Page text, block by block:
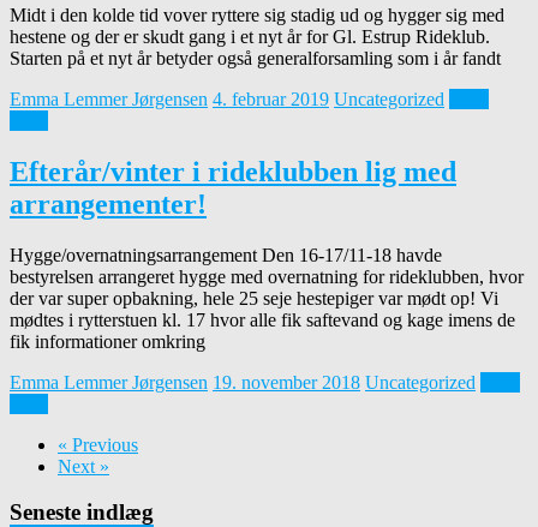
Midt i den kolde tid vover ryttere sig stadig ud og hygger sig med
hestene og der er skudt gang i et nyt år for Gl. Estrup Rideklub.
Starten på et nyt år betyder også generalforsamling som i år fandt
Emma Lemmer Jørgensen 4. februar 2019 Uncategorized
Efterår/vinter i rideklubben lig med
arrangementer!
Hygge/overnatningsarrangement Den 16-17/11-18 havde
bestyrelsen arrangeret hygge med overnatning for rideklubben, hvor
der var super opbakning, hele 25 seje hestepiger var mødt op! Vi
mødtes i rytterstuen kl. 17 hvor alle fik saftevand og kage imens de
fik informationer omkring
Emma Lemmer Jørgensen 19. november 2018 Uncategorized
« Previous
Next »
Seneste indlæg